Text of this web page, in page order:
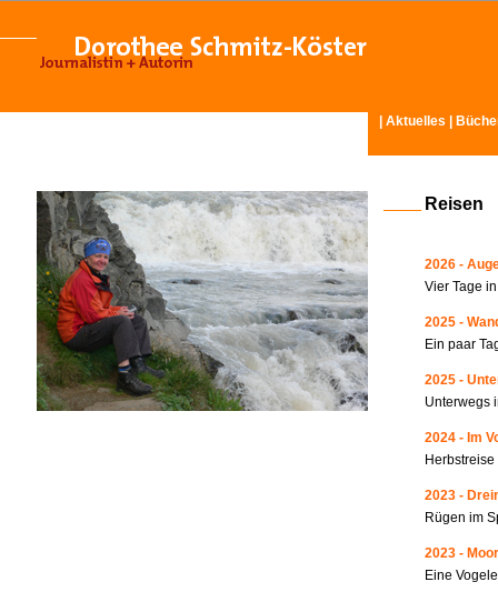
Aktuelles
Reisen
2026 -
Vier Tage
2025 -
Ein paar
2025 -
Unterwegs
2024 - Im
2023 -
Rügen im
2023 -
Eine